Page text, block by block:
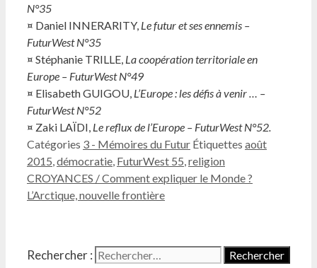
N°35
¤ Daniel INNERARITY, Le futur et ses ennemis –
FuturWest N°35
¤ Stéphanie TRILLE, La coopération territoriale en
Europe – FuturWest N°49
¤ Elisabeth GUIGOU, L’Europe : les défis à venir … –
FuturWest N°52
¤ Zaki LAÏDI, Le reflux de l’Europe – FuturWest N°52.
Catégories 3 - Mémoires du Futur Étiquettes août
2015 démocratie FuturWest 55 religion
CROYANCES / Comment expliquer le Monde ?
L’Arctique, nouvelle frontière
Rechercher :